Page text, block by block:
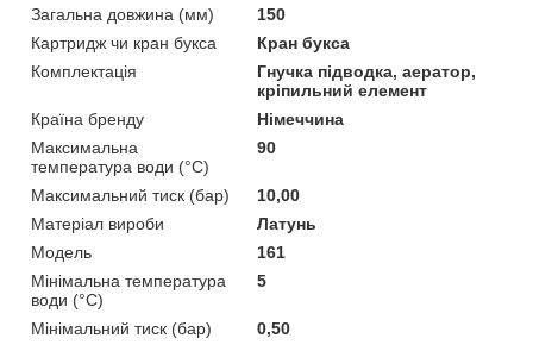
Загальна довжина (мм)
150
Картридж чи кран букса
Кран букса
Комплектація
Гнучка підводка, аератор,
кріпильний елемент
Країна бренду
Німеччина
Максимальна
температура води (°C)
90
Максимальний тиск (бар)
10,00
Матеріал вироби
Латунь
Мoдель
161
Мінімальна температура
води (°C)
5
Мінімальний тиск (бар)
0,50